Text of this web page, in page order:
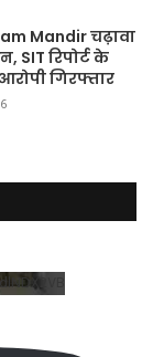
Mandir चढ़ावा
SIT रिपोर्ट के
गिरफ्तार